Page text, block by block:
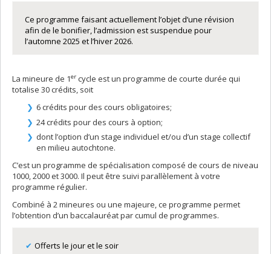
Ce programme faisant actuellement l’objet d’une révision
afin de le bonifier, l’admission est suspendue pour
l’automne 2025 et l’hiver 2026.
La mineure de 1er cycle est un programme de courte durée qui
totalise 30 crédits, soit
6 crédits pour des cours obligatoires;
24 crédits pour des cours à option;
dont l’option d’un stage individuel et/ou d’un stage collectif
en milieu autochtone.
C’est un programme de spécialisation composé de cours de niveau
1000, 2000 et 3000. Il peut être suivi parallèlement à votre
programme régulier.
Combiné à 2 mineures ou une majeure, ce programme permet
l’obtention d’un baccalauréat par cumul de programmes.
Offerts le jour et le soir